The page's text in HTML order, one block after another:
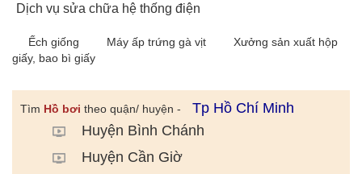
Dịch vụ sửa chữa hệ thống điện
Ếch giống Máy ấp trứng gà vịt
Xưởng sản xuất hộp
giấy, bao bì giấy
Tìm Hồ bơi theo quận/ huyện -
Tp Hồ Chí Minh
Huyện Bình Chánh
Huyện Cần Giờ